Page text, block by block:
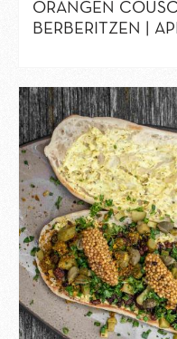
ORANGEN
BERBERITZEN |